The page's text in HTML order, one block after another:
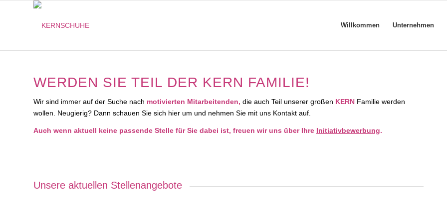
Willkommen Unternehmen
WERDEN SIE TEIL DER KERN FAMILIE!
Wir sind immer auf der Suche nach motivierten Mitarbeitenden, die auch Teil unserer großen KERN Familie werden
wollen. Neugierig? Dann schauen Sie sich hier um und nehmen Sie mit uns Kontakt auf.
Auch wenn aktuell keine passende Stelle für Sie dabei ist, freuen wir uns über Ihre Initiativbewerbung.
Unsere aktuellen Stellenangebote